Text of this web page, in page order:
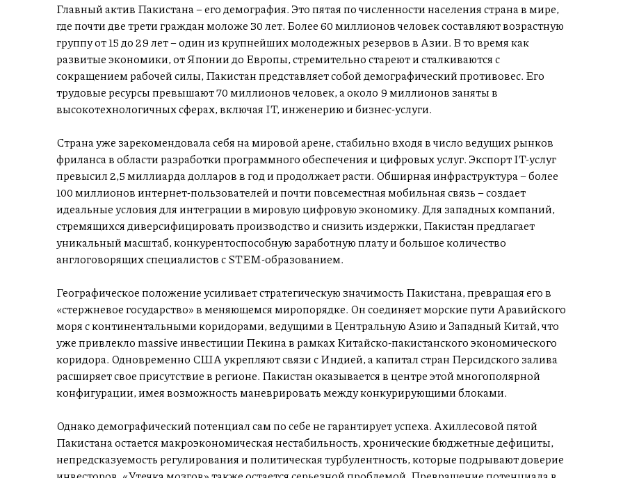
Главный актив Пакистана – его демография. Это пятая по численности населения страна в мире,
где почти две трети граждан моложе 30 лет. Более 60 миллионов человек составляют возрастную
группу от 15 до 29 лет – один из крупнейших молодежных резервов в Азии. В то время как
развитые экономики, от Японии до Европы, стремительно стареют и сталкиваются с
сокращением рабочей силы, Пакистан представляет собой демографический противовес. Его
трудовые ресурсы превышают 70 миллионов человек, а около 9 миллионов заняты в
высокотехнологичных сферах, включая IT, инженерию и бизнес-услуги.
Страна уже зарекомендовала себя на мировой арене, стабильно входя в число ведущих рынков
фриланса в области разработки программного обеспечения и цифровых услуг. Экспорт IT-услуг
превысил 2,5 миллиарда долларов в год и продолжает расти. Обширная инфраструктура – более
100 миллионов интернет-пользователей и почти повсеместная мобильная связь – создает
идеальные условия для интеграции в мировую цифровую экономику. Для западных компаний,
стремящихся диверсифицировать производство и снизить издержки, Пакистан предлагает
уникальный масштаб, конкурентоспособную заработную плату и большое количество
англоговорящих специалистов с STEM-образованием.
Географическое положение усиливает стратегическую значимость Пакистана, превращая его в
«стержневое государство» в меняющемся миропорядке. Он соединяет морские пути Аравийского
моря с континентальными коридорами, ведущими в Центральную Азию и Западный Китай, что
уже привлекло massive инвестиции Пекина в рамках Китайско-пакистанского экономического
коридора. Одновременно США укрепляют связи с Индией, а капитал стран Персидского залива
расширяет свое присутствие в регионе. Пакистан оказывается в центре этой многополярной
конфигурации, имея возможность маневрировать между конкурирующими блоками.
Однако демографический потенциал сам по себе не гарантирует успеха. Ахиллесовой пятой
Пакистана остается макроэкономическая нестабильность, хронические бюджетные дефициты,
непредсказуемость регулирования и политическая турбулентность, которые подрывают доверие